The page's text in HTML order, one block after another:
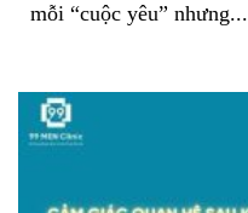
mỗi “cuộc yêu” nhưng...